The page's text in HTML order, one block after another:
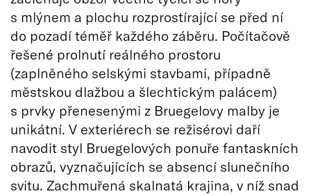
s mlýnem a plochu rozprostírající se před ní
do pozadí téměř každého záběru. Počítačově
řešené prolnutí reálného prostoru
(zaplněného selskými stavbami, případně
městskou dlažbou a šlechtickým palácem)
s prvky přenesenými z Bruegelovy malby je
unikátní. V exteriérech se režisérovi daří
navodit styl Bruegelových ponuře fantaskních
obrazů, vyznačujících se absencí slunečního
svitu. Zachmuřená skalnatá krajina, v níž snad